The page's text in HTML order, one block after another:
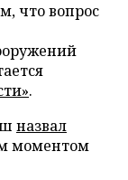
что вопрос
.
назвал
моментом